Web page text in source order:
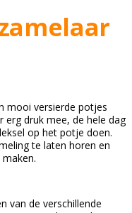
mooi versierde potjes
erg druk mee, de hele dag
op het potje doen.
te laten horen en
van de verschillende